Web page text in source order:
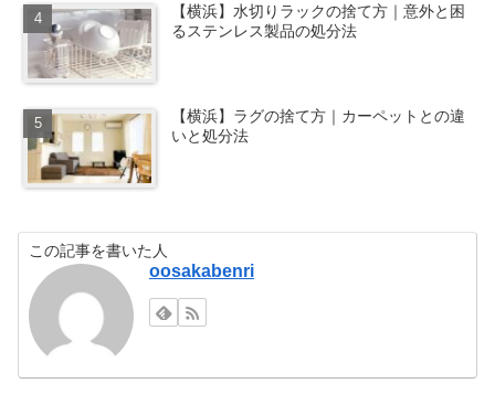
【横浜】水切りラックの捨て方｜意外と困
るステンレス製品の処分法
【横浜】ラグの捨て方｜カーペットとの違
いと処分法
この記事を書いた人
oosakabenri